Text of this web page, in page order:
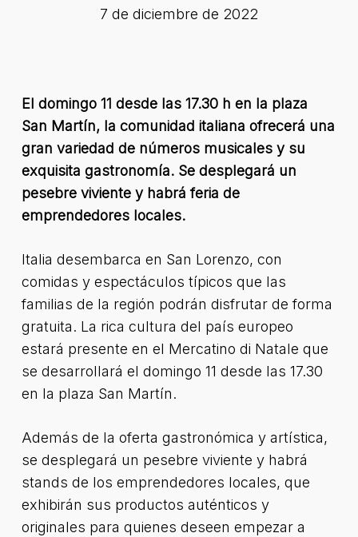
7 de diciembre de 2022
El domingo 11 desde las 17.30 h en la plaza
San Martín, la comunidad italiana ofrecerá una
gran variedad de números musicales y su
exquisita gastronomía. Se desplegará un
pesebre viviente y habrá feria de
emprendedores locales.
Italia desembarca en San Lorenzo, con
comidas y espectáculos típicos que las
familias de la región podrán disfrutar de forma
gratuita. La rica cultura del país europeo
estará presente en el Mercatino di Natale que
se desarrollará el domingo 11 desde las 17.30
en la plaza San Martín.
Además de la oferta gastronómica y artística,
se desplegará un pesebre viviente y habrá
stands de los emprendedores locales, que
exhibirán sus productos auténticos y
originales para quienes deseen empezar a